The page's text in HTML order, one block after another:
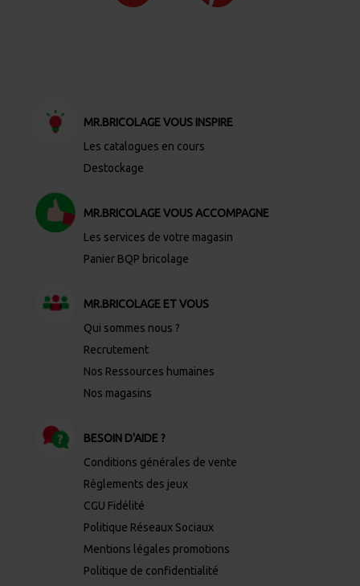
MR.BRICOLAGE VOUS INSPIRE
Les catalogues en cours
Destockage
MR.BRICOLAGE VOUS ACCOMPAGNE
Les services de votre magasin
Panier BQP bricolage
MR.BRICOLAGE ET VOUS
Qui sommes nous ?
Recrutement
Nos Ressources humaines
Nos magasins
BESOIN D'AIDE ?
Conditions générales de vente
Règlements des jeux
CGU Fidélité
Politique Réseaux Sociaux
Mentions légales promotions
Politique de confidentialité